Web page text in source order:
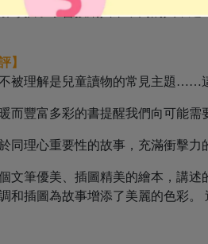
導孩子學會接納與眾不同的人，建
】
不被理解是兒童讀物的常見主題
暖而豐富多彩的書提醒我們向可能
於同理心重要性的故事，充滿衝擊
個文筆優美、插圖精美的繪本，講
和插圖為故事增添了美麗的色彩。